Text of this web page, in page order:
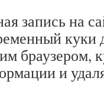
запись на
куки
браузером,
и